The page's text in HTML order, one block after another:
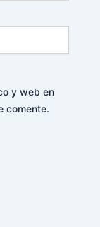
y web en
comente.